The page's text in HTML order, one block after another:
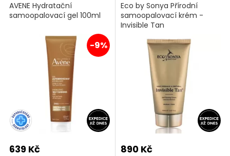
AVENE Hydratační
samoopalovací gel 100ml
-9%
639 Kč
Eco by Sonya Přírodní
samoopalovací krém -
Invisible Tan
890 Kč